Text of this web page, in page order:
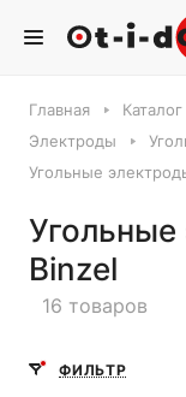
Главная Каталог
Электроды
Угольные
Binzel
16 товаров
ФИЛЬТР